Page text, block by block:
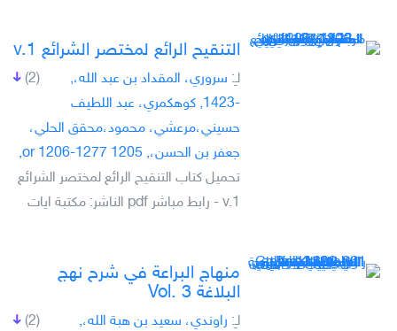
التنقيح الرائع لمختصر الشرائع v.1
(2) لـِ: سروري، المقداد بن عبد الله،,
-1423, كوهكمري، عبد اللطيف
حسيني،مرعشي، محمود،محقق الحلي،
جعفر بن الحسن،, 1205 or 1206-1277,
تحميل كتاب التنقيح الرائع لمختصر الشرائع
v.1 - رابط مباشر pdf الناشر: مكتبة ايات
منهاج البراعة في شرح نهج
البلاغة Vol. 3
(2) لـِ: راوندي، سعيد بن هبة الله،,